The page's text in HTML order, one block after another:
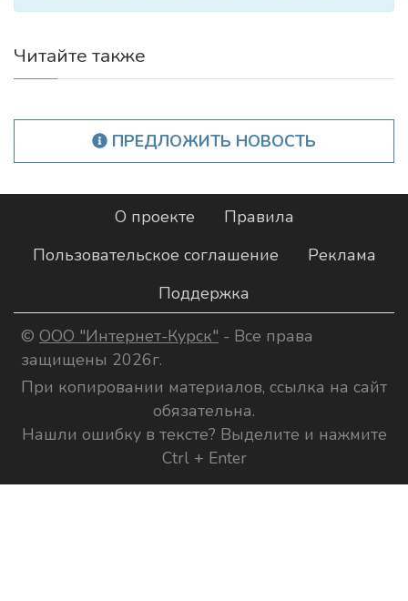
Читайте также
ПРЕДЛОЖИТЬ НОВОСТЬ
О проекте
Правила
Пользовательское соглашение
Реклама
Поддержка
© ООО "Интернет-Курск" - Все права
защищены 2026г.
При копировании материалов, ссылка на сайт
обязательна.
Нашли ошибку в тексте? Выделите и нажмите
Ctrl + Enter